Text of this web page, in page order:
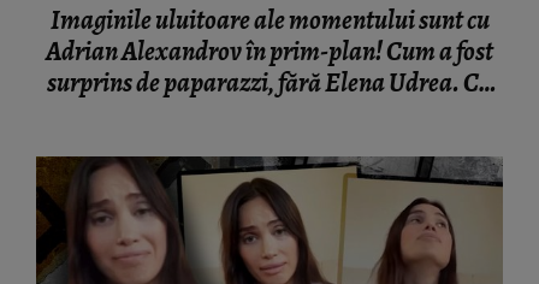
Imaginile uluitoare ale momentului sunt cu
Adrian Alexandrov în prim-plan! Cum a fost
surprins de paparazzi, fără Elena Udrea. Cu